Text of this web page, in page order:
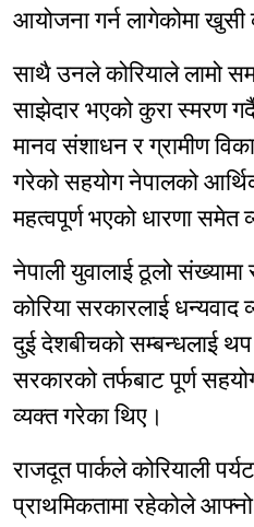
आयोजना गर्न लागेकोमा खुसी
साथै उनले कोरियाले लामो
साझेदार भएको कुरा स्मरण गर्दै
मानव संशाधन र ग्रामीण
गरेको सहयोग नेपालको
महत्वपूर्ण भएको धारणा समेत
नेपाली युवालाई ठूलो संख्यामा
कोरिया सरकारलाई धन्यवाद
दुई देशबीचको सम्बन्धलाई थप
सरकारको तर्फबाट पूर्ण
व्यक्त गरेका थिए।
राजदूत पार्कले कोरियाली
प्राथमिकतामा रहेकोले आफ्नो